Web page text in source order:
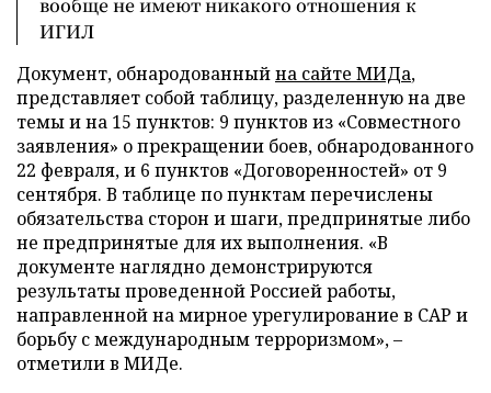
ИГИЛ
Документ, обнародованныйна сайте МИДа,
представляет собой таблицу, разделенную на две
темы и на 15 пунктов: 9 пунктов из «Совместного
заявления» о прекращении боев, обнародованного
22 февраля, и 6 пунктов «Договоренностей» от 9
сентября. В таблице по пунктам перечислены
обязательства сторон и шаги, предпринятые либо
не предпринятые для их выполнения. «В
документе наглядно демонстрируются
результаты проведенной Россией работы,
направленной на мирное урегулирование в САР и
борьбу с международным терроризмом», –
отметили в МИДе.